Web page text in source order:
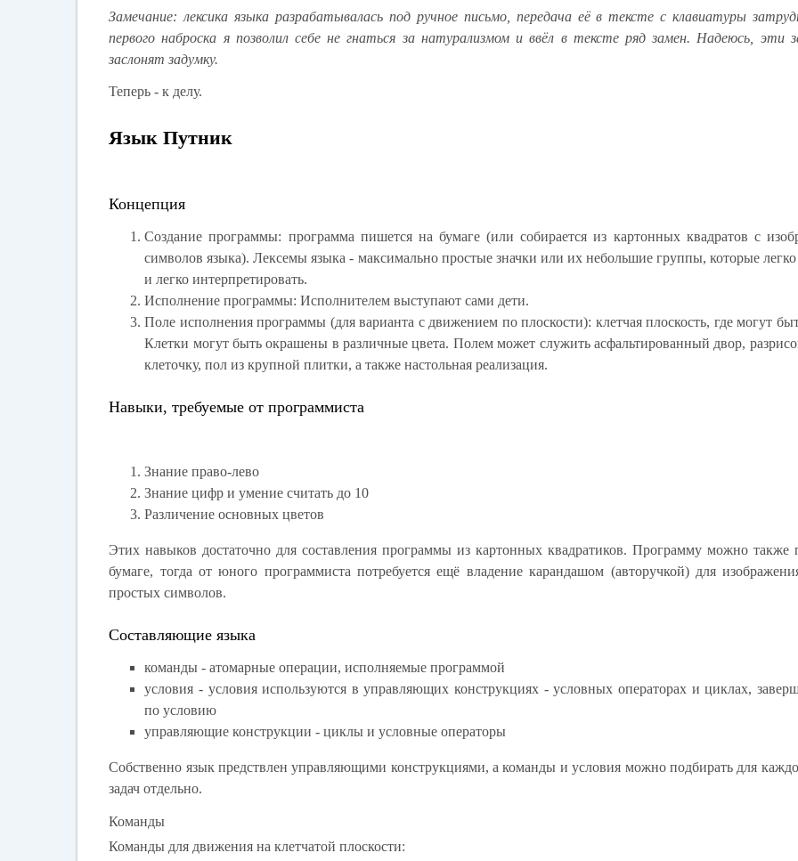
Замечание: лексика языка разрабатывалась под ручное письмо, передача её в тексте с клавиатуры
первого наброска я позволил себе не гнаться за натурализмом и ввёл в тексте ряд замен. Надеюсь, эти
заслонят задумку.
Теперь - к делу.
Язык Путник
Концепция
Создание программы: программа пишется на бумаге (или собирается из картонных квадратов с
символов языка). Лексемы языка - максимально простые значки или их небольшие группы, которые легко
и легко интерпретировать.
Исполнение программы: Исполнителем выступают сами дети.
Поле исполнения программы (для варианта с движением по плоскости): клетчая плоскость, где могут
Клетки могут быть окрашены в различные цвета. Полем может служить асфальтированный двор,
клеточку, пол из крупной плитки, а также настольная реализация.
Навыки, требуемые от программиста
Знание право-лево
Знание цифр и умение считать до 10
Различение основных цветов
Этих навыков достаточно для составления программы из картонных квадратиков. Программу можно также
бумаге, тогда от юного программиста потребуется ещё владение карандашом (авторучкой) для
простых символов.
Составляющие языка
команды - атомарные операции, исполняемые программой
условия - условия используются в управляющих конструкциях - условных операторах и циклах,
по условию
управляющие конструкции - циклы и условные операторы
Собственно язык предствлен управляющими конструкциями, а команды и условия можно подбирать для
задач отдельно.
Команды
Команды для движения на клетчатой плоскости: